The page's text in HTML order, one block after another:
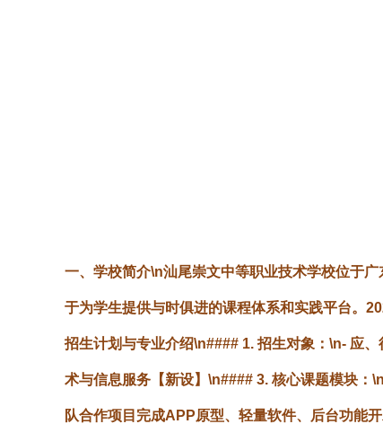
一、学校简介\n汕尾崇文中等职业技术学校位于
于为学生提供与时俱进的课程体系和实践平台。
招生计划与专业介绍\n#### 1. 招生对象：\n- 应
术与信息服务【新设】\n#### 3. 核心课题模块：
队合作项目完成APP原型、轻量软件、后台功能